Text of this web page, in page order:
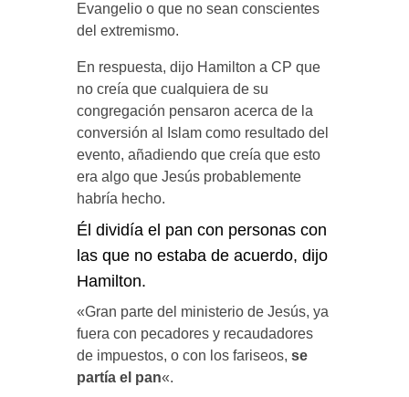
Evangelio o que no sean conscientes
del extremismo.
En respuesta, dijo Hamilton a CP que
no creía que cualquiera de su
congregación pensaron acerca de la
conversión al Islam como resultado del
evento, añadiendo que creía que esto
era algo que Jesús probablemente
habría hecho.
Él dividía el pan con personas con
las que no estaba de acuerdo, dijo
Hamilton.
«Gran parte del ministerio de Jesús, ya
fuera con pecadores y recaudadores
de impuestos, o con los fariseos, se
partía el pan«.